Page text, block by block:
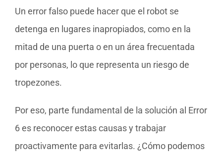
Un error falso puede hacer que el robot se
detenga en lugares inapropiados, como en la
mitad de una puerta o en un área frecuentada
por personas, lo que representa un riesgo de
tropezones.
Por eso, parte fundamental de la solución al Error
6 es reconocer estas causas y trabajar
proactivamente para evitarlas. ¿Cómo podemos